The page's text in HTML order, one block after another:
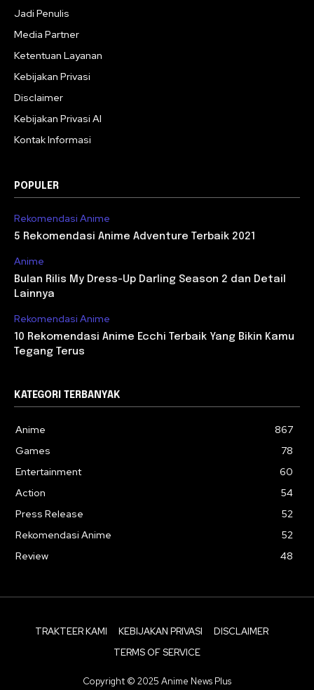
Jadi Penulis
Media Partner
Ketentuan Layanan
Kebijakan Privasi
Disclaimer
Kebijakan Privasi AI
Kontak Informasi
POPULER
Rekomendasi Anime
5 Rekomendasi Anime Adventure Terbaik 2021
Anime
Bulan Rilis My Dress-Up Darling Season 2 dan Detail
Lainnya
Rekomendasi Anime
10 Rekomendasi Anime Ecchi Terbaik Yang Bikin Kamu
Tegang Terus
KATEGORI TERBANYAK
Anime
867
Games
78
Entertainment
60
Action
54
Press Release
52
Rekomendasi Anime
52
Review
48
TRAKTEER KAMI KEBIJAKAN PRIVASI
DISCLAIMER
TERMS OF SERVICE
Copyright © 2025 Anime News Plus